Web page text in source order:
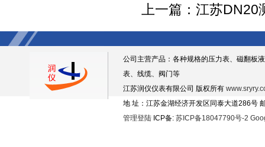
上一篇： 江苏DN20
公司主营产品：各种规格的压力表、磁翻板
表、线缆、阀门等
江苏润仪仪表有限公司 版权所有
地 址：江苏金湖经济开发区同泰大道286号
管理登陆 ICP备: 苏ICP备18047790号-2